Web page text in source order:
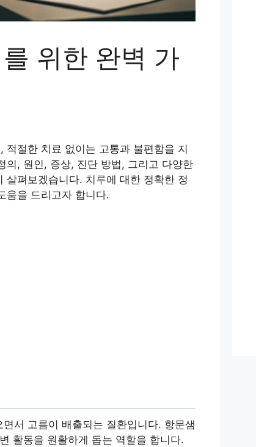
위한 완벽 가
절한 치료 없이는 고통과 불편함을 지
의, 원인, 증상, 진단 방법, 그리고 다양한
펴보겠습니다. 치루에 대한 정확한 정
움을 드리고자 합니다.
서 고름이 배출되는 질환입니다. 항문샘
활동을 원활하게 돕는 역할을 합니다.